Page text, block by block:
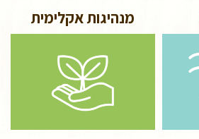
מנהיגות אקלימית